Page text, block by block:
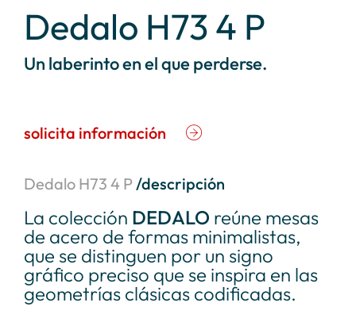
Dedalo H73 4 P
Un laberinto en el que perderse.
solicita información
Dedalo H73 4 P/descripción
La colección DEDALO reúne mesas
de acero de formas minimalistas,
que se distinguen por un signo
gráfico preciso que se inspira en las
geometrías clásicas codificadas.